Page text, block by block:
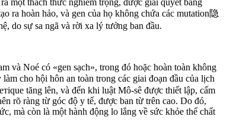
ra hoàn hảo, và gen của họ không chứa các mutation隐
do sự sa ngã và rời xa lý tưởng ban đầu.
và Noé có «gen sạch», trong đó hoặc hoàn toàn không
cho hội hôn an toàn trong các giai đoạn đầu của lịch
tăng lên, và đến khi luật Mô-sê được thiết lập, cấm
rõ ràng từ góc độ y tế, được ban từ trên cao. Do đó,
mà còn là một hành động lo lắng về sức khỏe thể chất